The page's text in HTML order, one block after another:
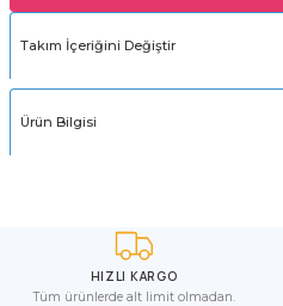
Takım İçeriğini Değiştir
Ürün Bilgisi
HIZLI KARGO
Tüm ürünlerde alt limit olmadan.